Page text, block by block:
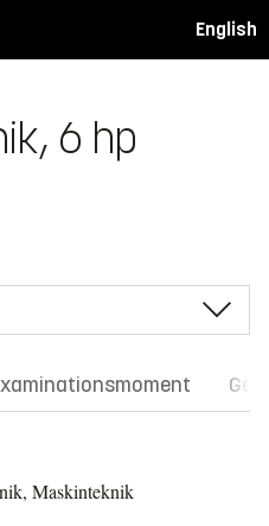
English
6 hp
Maskinteknik